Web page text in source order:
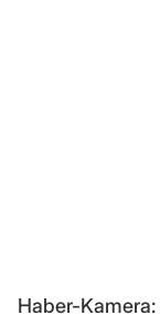
Haber-Kamera: